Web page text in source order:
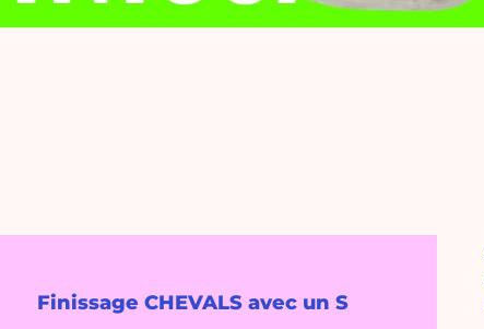
Finissage CHEVALS avec un S